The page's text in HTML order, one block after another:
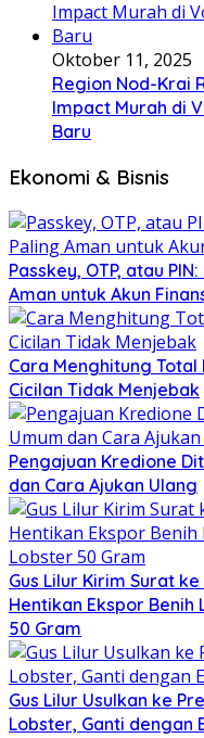
Oktober 11, 2025
Region Nod-Krai
Impact Murah di
Baru
Ekonomi & Bisnis
Passkey, OTP, atau
Aman untuk Akun
Cara Menghitung
Cicilan Tidak Menjebak
Pengajuan Kredione
dan Cara Ajukan Ulang
Gus Lilur Kirim Surat
Hentikan Ekspor
50 Gram
Gus Lilur Usulkan ke
Lobster, Ganti dengan